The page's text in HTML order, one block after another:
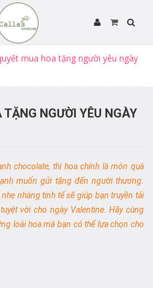
mua hoa tặng người yêu ngày
NGƯỜI YÊU NGÀY
chocolate, thì hoa chính là món quà
muốn gửi tặng đến người thương.
nhàng tinh tế sẽ giúp bạn truyền tải
vời cho ngày Valentine. Hãy cùng
loài hoa mà bạn có thể lựa chọn cho